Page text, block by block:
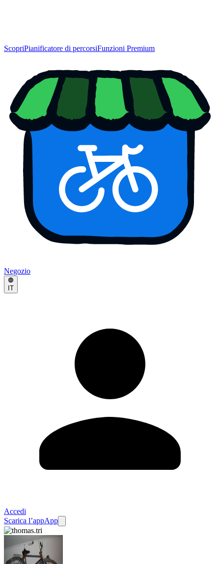
ScopriPianificatore di percorsiFunzioni Premium
Negozio
IT
Accedi
Scarica l’appApp